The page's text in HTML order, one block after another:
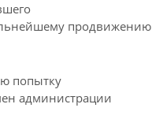
продвижению
попытку
администрации